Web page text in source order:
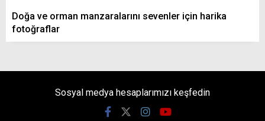
Doğa ve orman manzaralarını sevenler için harika
fotoğraflar
Sosyal medya hesaplarımızı keşfedin